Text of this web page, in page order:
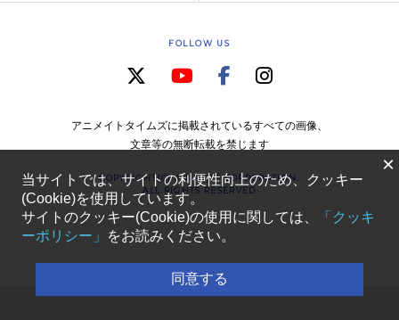
FOLLOW US
アニメイトタイムズに掲載されているすべての画像、
文章等の無断転載を禁じます
COPYRIGHT(C) ANIMATE CORPORATION.
ALL RIGHTS RESERVED
×
当サイトでは、サイトの利便性向上のため、クッキー
(Cookie)を使用しています。
サイトのクッキー(Cookie)の使用に関しては、
「クッキ
ーポリシー」
をお読みください。
同意する